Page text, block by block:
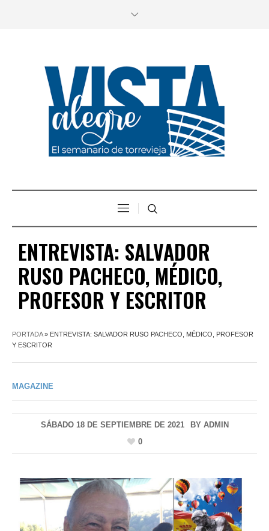
ENTREVISTA: SALVADOR
RUSO PACHECO, MÉDICO,
PROFESOR Y ESCRITOR
PORTADA» ENTREVISTA: SALVADOR RUSO PACHECO, MÉDICO, PROFESOR
Y ESCRITOR
MAGAZINE
SÁBADO 18 DE SEPTIEMBRE DE 2021 BY ADMIN
0